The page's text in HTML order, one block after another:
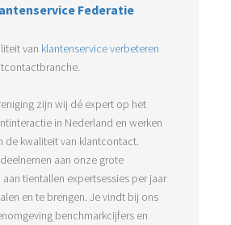
Federatie
van klantenservice verbeteren
zijn wij dé expert op het
in Nederland en werken
de kwaliteit van klantcontact.
aan onze grote
aan tientallen expertsessies per jaar
en te brengen. Je vindt bij ons
benchmarkcijfers en